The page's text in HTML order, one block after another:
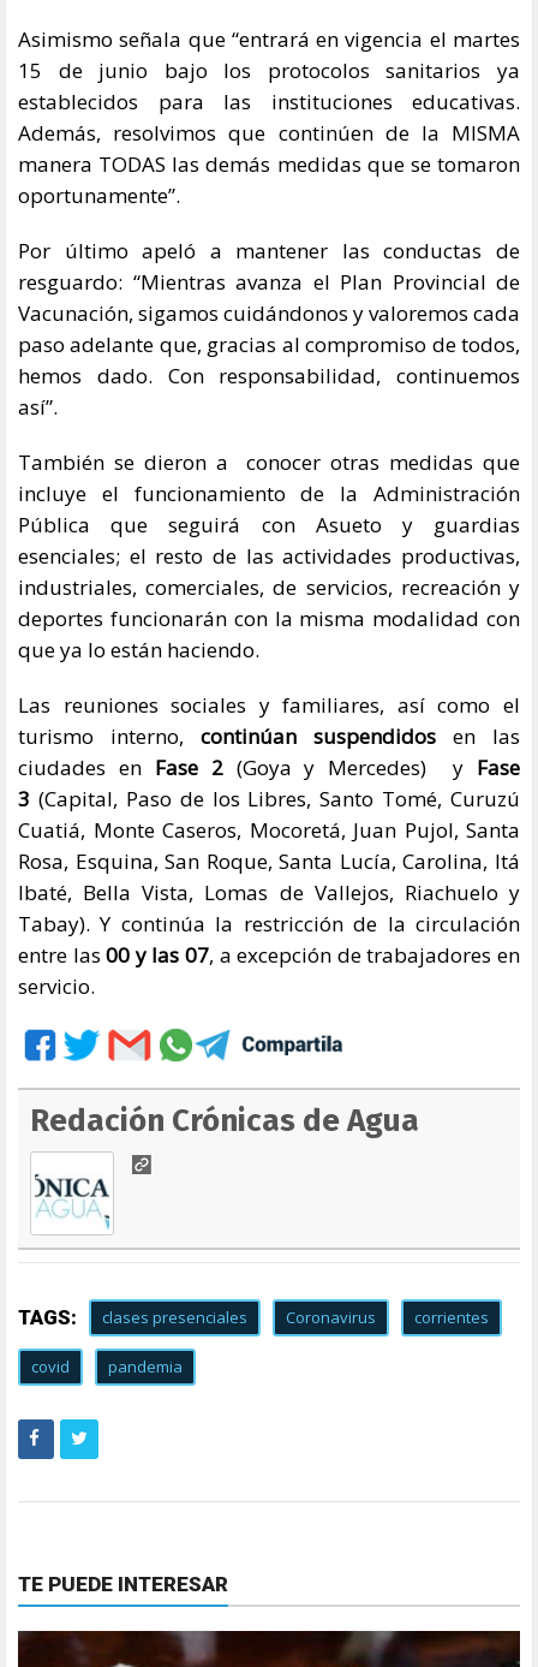
Asimismo señala que “entrará en vigencia el martes
15 de junio bajo los protocolos sanitarios ya
establecidos para las instituciones educativas.
Además, resolvimos que continúen de la MISMA
manera TODAS las demás medidas que se tomaron
oportunamente”.
Por último apeló a mantener las conductas de
resguardo: “Mientras avanza el Plan Provincial de
Vacunación, sigamos cuidándonos y valoremos cada
paso adelante que, gracias al compromiso de todos,
hemos dado. Con responsabilidad, continuemos
así”.
También se dieron a conocer otras medidas que
incluye el funcionamiento de la Administración
Pública que seguirá con Asueto y guardias
esenciales; el resto de las actividades productivas,
industriales, comerciales, de servicios, recreación y
deportes funcionarán con la misma modalidad con
que ya lo están haciendo.
Las reuniones sociales y familiares, así como el
turismo interno, continúan suspendidos en las
ciudades en Fase 2(Goya y Mercedes) y Fase
3 (Capital, Paso de los Libres, Santo Tomé, Curuzú
Cuatiá, Monte Caseros, Mocoretá, Juan Pujol, Santa
Rosa, Esquina, San Roque, Santa Lucía, Carolina, Itá
Ibaté, Bella Vista, Lomas de Vallejos, Riachuelo y
Tabay). Y continúa la restricción de la circulación
entre las00 y las 07, a excepción de trabajadores en
servicio.
Redación Crónicas de Agua
TAGS: clases presenciales Coronavirus corrientes
covid pandemia
TE PUEDE INTERESAR